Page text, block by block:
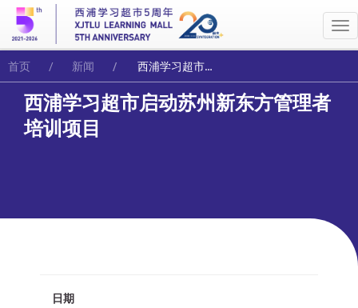
首页 新闻 西浦学习超市启动苏州新东方管理者培训项目
西浦学习超市启动苏州新东方管理者
培训项目
日期